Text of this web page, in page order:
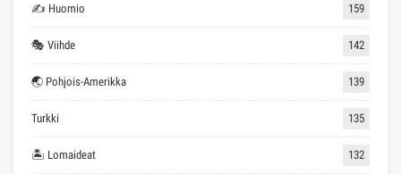
✍ Huomio 159
🎭 Viihde 142
🌏 Pohjois-Amerikka 139
Turkki 135
🏝 Lomaideat 132